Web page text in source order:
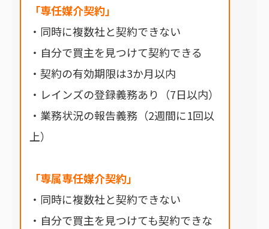
「専任媒介契約」
・同時に複数社と契約できない
・自分で買主を見つけて契約できる
・契約の有効期限は3か月以内
・レインズの登録義務あり（7日以内）
・業務状況の報告義務（2週間に1回以
上）
「専属専任媒介契約」
・同時に複数社と契約できない
・自分で買主を見つけても契約できな